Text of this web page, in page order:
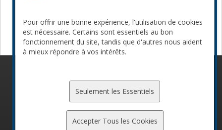
Devenir commanditaire
Pour offrir une bonne expérience, l'utilisation de cookies
est nécessaire. Certains sont essentiels au bon
fonctionnement du site, tandis que d'autres nous aident
à mieux répondre à vos intérêts.
Seulement les Essentiels
Accepter Tous les Cookies